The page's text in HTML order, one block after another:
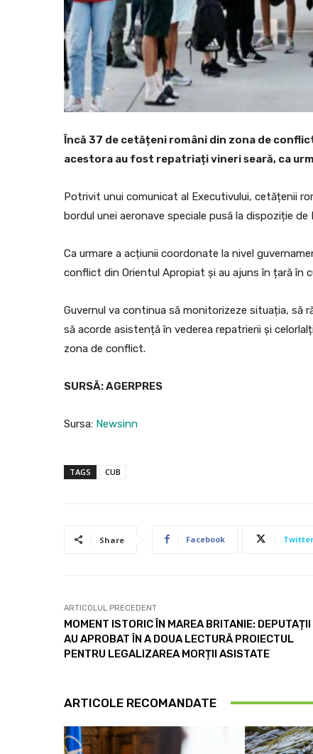
Încă 37 de cetățeni români din zona de
acestora au fost repatriați vineri seară, ca
Potrivit unui comunicat al Executivului, cetățenii
bordul unei aeronave speciale pusă la dispoziție de
Ca urmare a acțiunii coordonate la nivel
conflict din Orientul Apropiat și au ajuns în țară în
Guvernul va continua să monitorizeze situația, să
să acorde asistență în vederea repatrierii și
zona de conflict.
SURSĂ: AGERPRES
Sursa: Newsinn
TAGS CUB
Share Facebook Twitter
ARTICOLUL PRECEDENT
MOMENT ISTORIC ÎN MAREA BRITANIE: DEPUTAȚII
AU APROBAT ÎN A DOUA LECTURĂ PROIECTUL
PENTRU LEGALIZAREA MORȚII ASISTATE
ARTICOLE RECOMANDATE